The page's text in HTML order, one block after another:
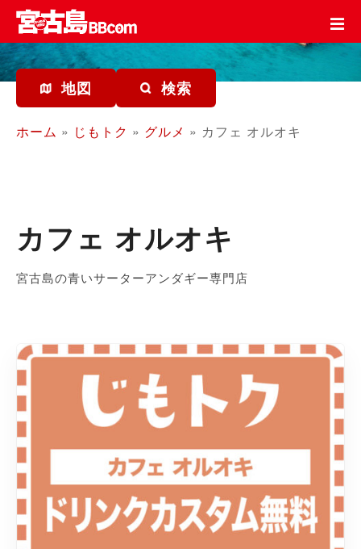
テ
ン
ツ
地図 検索
ホーム » じもトク » グルメ » カフェ オルオキ
カフェ オルオキ
宮古島の青いサーターアンダギー専門店